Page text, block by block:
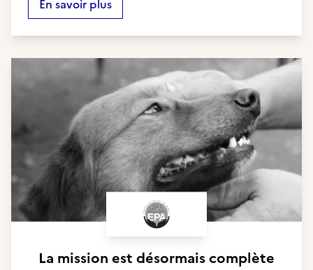
En savoir plus
La mission est désormais complète